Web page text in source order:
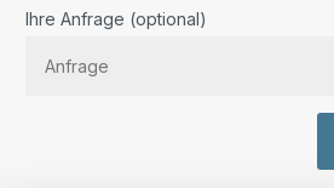
Ihre Anfrage (optional)